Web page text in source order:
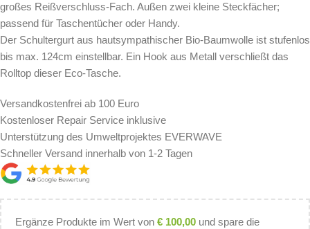
großes Reißverschluss-Fach. Außen zwei kleine Steckfächer;
passend für Taschentücher oder Handy.
Der Schultergurt aus hautsympathischer Bio-Baumwolle ist stufenlos
bis max. 124cm einstellbar. Ein Hook aus Metall verschließt das
Rolltop dieser Eco-Tasche.
Versandkostenfrei ab 100 Euro
Kostenloser Repair Service inklusive
Unterstützung des Umweltprojektes EVERWAVE
Schneller Versand innerhalb von 1-2 Tagen
Ergänze Produkte im Wert von € 100,00 und spare die